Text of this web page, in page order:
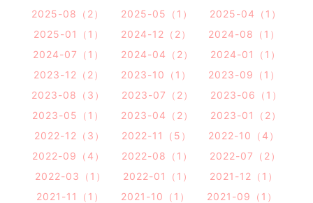
2025-08（2）
2025-05（1）
2025-04（1）
2025-01（1）
2024-12（2）
2024-08（1）
2024-07（1）
2024-04（2）
2024-01（1）
2023-12（2）
2023-10（1）
2023-09（1）
2023-08（3）
2023-07（2）
2023-06（1）
2023-05（1）
2023-04（2）
2023-01（2）
2022-12（3）
2022-11（5）
2022-10（4）
2022-09（4）
2022-08（1）
2022-07（2）
2022-03（1）
2022-01（1）
2021-12（1）
2021-11（1）
2021-10（1）
2021-09（1）